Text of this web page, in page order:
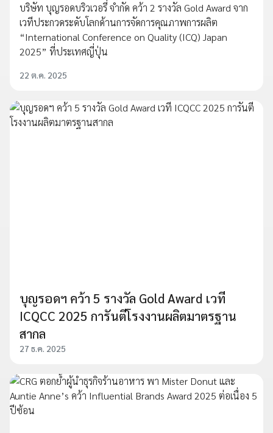
บริษัท บุญรอดบริวเวอรี่ จำกัด คว้า 2 รางวัล Gold Award จาก
เวทีประกวดระดับโลกด้านการจัดการคุณภาพการผลิต
“International Conference on Quality (ICQ) Japan
2025” ที่ประเทศญี่ปุ่น
22 ต.ค. 2025
บุญรอดฯ คว้า 5 รางวัล Gold Award เวที
ICQCC 2025 การันตีโรงงานผลิตมาตรฐาน
สากล
27 ธ.ค. 2025